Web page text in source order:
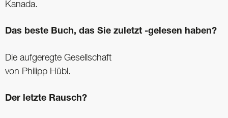
Kanada.
Das beste Buch, das Sie zuletzt -gelesen haben?
Die aufgeregte Gesellschaft
von Philipp Hübl.
Der letzte Rausch?